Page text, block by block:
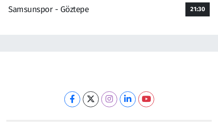
Samsunspor - Göztepe
21:30